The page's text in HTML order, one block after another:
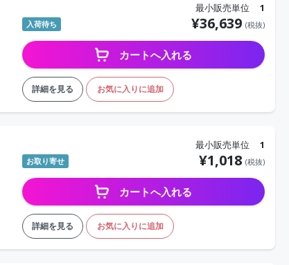
最小販売単位 1
入荷待ち ¥36,639 (税抜)
カートへ入れる
詳細を見る お気に入りに追加
最小販売単位 1
お取り寄せ ¥1,018 (税抜)
カートへ入れる
詳細を見る お気に入りに追加